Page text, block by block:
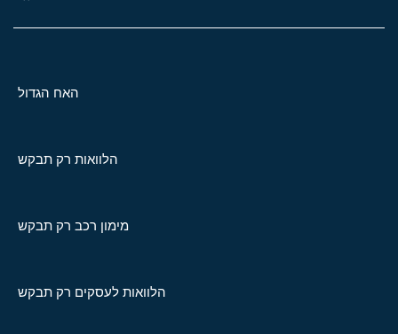
האח הגדול
הלוואות רק תבקש
מימון רכב רק תבקש
הלוואות לעסקים רק תבקש